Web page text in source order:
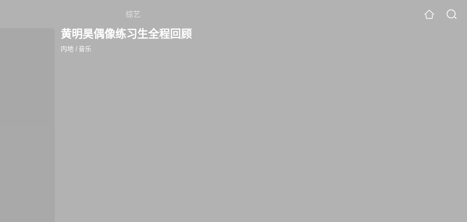
综艺
黄明昊偶像练习生全程回顾
内地 / 音乐